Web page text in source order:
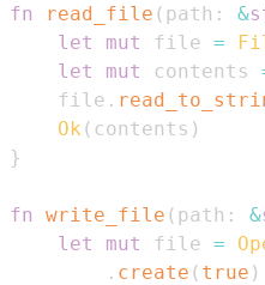
fn read_file ( path : &
let
mut file =
let
mut contents
    file
.
Ok ( contents )
}
fn write_file ( path : &
let
mut file =
. create ( true )